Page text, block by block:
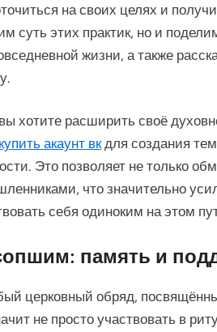
на своих целях и
суть этих практик, но и
жизни, а также
хотите расширить своё
купить акаунт вкдля создания
Это позволяет не только
что значительно
себя одиноким на этом
память и
церковный обряд,
не просто участвовать в